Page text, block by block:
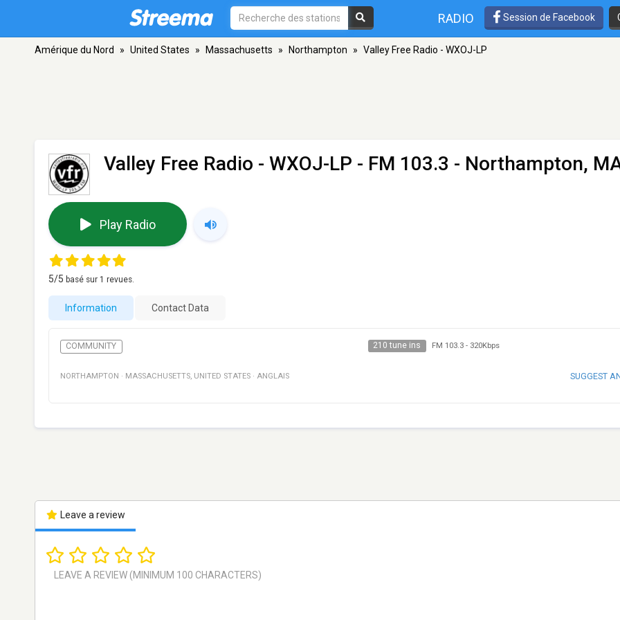
RADIO Session de Facebook
Amérique du Nord » United States » Massachusetts » Northampton » Valley Free Radio - WXOJ-LP
Valley Free Radio - WXOJ-LP - FM 103.3 - Northampton,
Play Radio
5/5 basé sur 1 revues.
Information Contact Data
COMMUNITY 210 tune ins FM 103.3- 320Kbps
NORTHAMPTON · MASSACHUSETTS, UNITED STATES · ANGLAIS SUGGEST
Leave a review